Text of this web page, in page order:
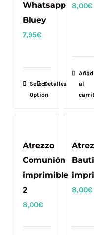
Whatsapp
Bluey
7,95€
Select
Option
Detalles
8,00€
al
Atrezzo
Comunión
imprimible
2
8,00€
8,00€